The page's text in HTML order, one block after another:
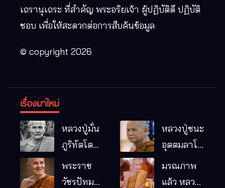
เถรานุเถระ ที่สำคัญ พระอริยเจ้า ผู้ปฏิบัติดี ปฏิบัติ
ชอบ เพื่อให้สะดวกต่อการสืบค้นข้อมูล
© copyright 2026
เรื่องมาใหม่
หลวงปู่มั่น
ภูริทัตโต
พระอริยเจ้า
ผู้เป็นบิดา
หลวงปู่ชนะ
อุตตมลาโภ
หมากอื๋อ
พระราช
วัชรปัทม
มรณภาพ
แล้ว หลวง